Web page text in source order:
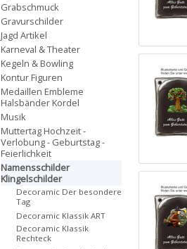
Grabschmuck
Gravurschilder
Jagd Artikel
Karneval & Theater
Kegeln & Bowling
Kontur Figuren
Medaillen Embleme
Halsbänder Kordel
Musik
Muttertag Hochzeit -
Verlobung - Geburtstag -
Feierlichkeit
Namensschilder
Klingelschilder
Decoramic Der besondere
Tag
Decoramic Klassik ART
Decoramic Klassik
Rechteck